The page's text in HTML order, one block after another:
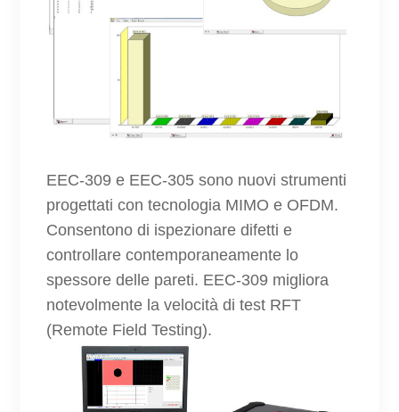
EEC-309 e EEC-305 sono nuovi strumenti
progettati con tecnologia MIMO e OFDM.
Consentono di ispezionare difetti e
controllare contemporaneamente lo
spessore delle pareti. EEC-309 migliora
notevolmente la velocità di test RFT
(Remote Field Testing).